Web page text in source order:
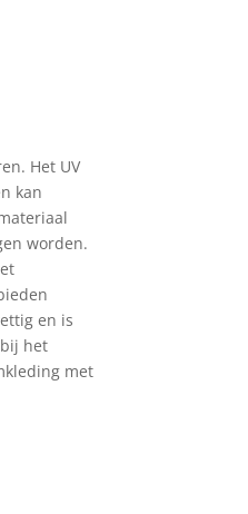
Het UV
kan
worden.
en is
het
met